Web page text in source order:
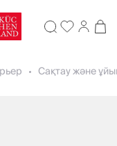
Сақтау және